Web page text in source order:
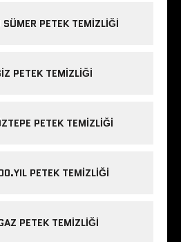
PETEK TEMIZLIĞI
PETEK TEMIZLIĞI
PETEK TEMIZLIĞI
PETEK TEMIZLIĞI
PETEK TEMIZLIĞI